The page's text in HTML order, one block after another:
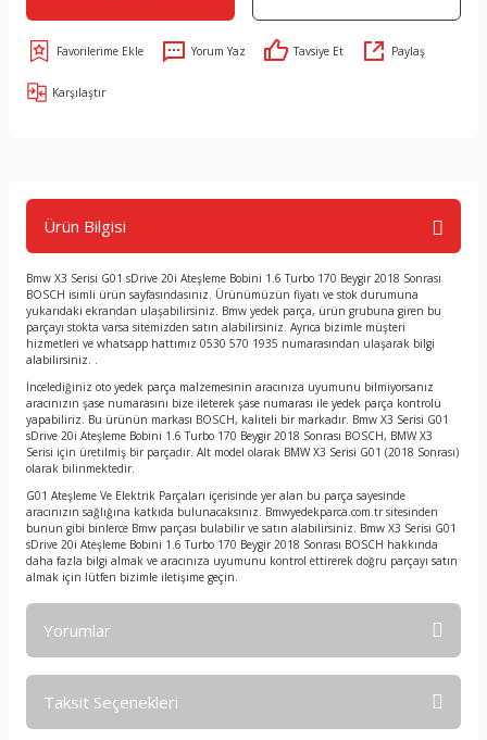
Yorum Yaz Tavsiye Et Paylaş
Karşılaştır
Ürün Bilgisi
Bmw X3 Serisi G01 sDrive 20i Ateşleme Bobini 1.6 Turbo 170 Beygir 2018 Sonrası
BOSCH isimli ürün sayfasındasınız. Ürünümüzün fiyatı ve stok durumuna
yukarıdaki ekrandan ulaşabilirsiniz. Bmw yedek parça, ürün grubuna giren bu
parçayı stokta varsa sitemizden satın alabilirsiniz. Ayrıca bizimle müşteri
hizmetleri ve whatsapp hattımız 0530 570 1935 numarasından ulaşarak bilgi
alabilirsiniz. .
İncelediğiniz oto yedek parça malzemesinin aracınıza uyumunu bilmiyorsanız
aracınızın şase numarasını bize ileterek şase numarası ile yedek parça kontrolü
yapabiliriz. Bu ürünün markası BOSCH, kaliteli bir markadır. Bmw X3 Serisi G01
sDrive 20i Ateşleme Bobini 1.6 Turbo 170 Beygir 2018 Sonrası BOSCH, BMW X3
Serisi için üretilmiş bir parçadır. Alt model olarak BMW X3 Serisi G01 (2018 Sonrası)
olarak bilinmektedir.
G01 Ateşleme Ve Elektrik Parçaları içerisinde yer alan bu parça sayesinde
aracınızın sağlığına katkıda bulunacaksınız. Bmwyedekparca.com.tr sitesinden
bunun gibi binlerce Bmw parçası bulabilir ve satın alabilirsiniz. Bmw X3 Serisi G01
sDrive 20i Ateşleme Bobini 1.6 Turbo 170 Beygir 2018 Sonrası BOSCH hakkında
daha fazla bilgi almak ve aracınıza uyumunu kontrol ettirerek doğru parçayı satın
almak için lütfen bizimle iletişime geçin.
Yorumlar
Taksit Seçenekleri